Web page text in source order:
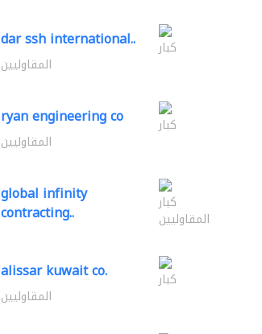
dar ssh international.. كبار
المقاوليين
ryan engineering co كبار
المقاوليين
global infinity
contracting.. كبار
المقاوليين
alissar kuwait co. كبار
المقاوليين